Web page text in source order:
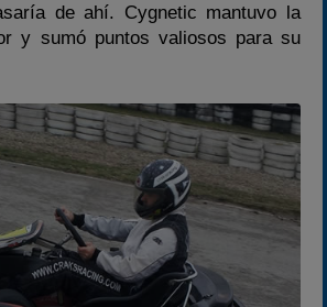
de ahí. Cygnetic mantuvo la
y sumó puntos valiosos para su